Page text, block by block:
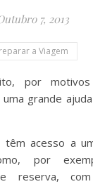
7, 2013
a Viagem
uma grande
têm acesso a
por
reserva,